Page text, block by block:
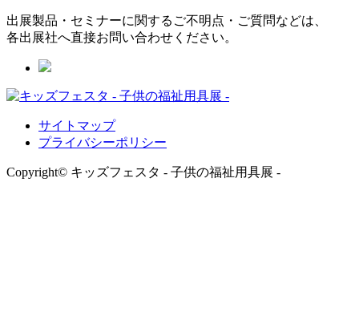
出展製品・セミナーに関するご不明点・ご質問などは、
各出展社へ直接お問い合わせください。
サイトマップ
プライバシーポリシー
Copyright© キッズフェスタ - 子供の福祉用具展 -